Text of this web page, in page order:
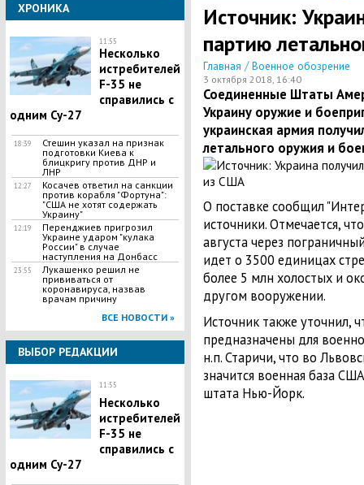
ХРОНИКА
11:55
Несколько
истребителей
F-35 не
справились с
одним Су-27
18:39
Стешин указал на признак
подготовки Киева к
блицкригу против ДНР и
ЛНР
12:27
​Косачев ответил на санкции
против корабля "Фортуна":
"США не хотят содержать
Украину"
12:19
Перенджиев пригрозил
Украине ударом "кулака
России" в случае
наступления на Донбасс
23:55
Лукашенко решил не
прививаться от
коронавируса, назвав
врачам причину
ВСЕ НОВОСТИ »
ВЫБОР РЕДАКЦИИ
11:55
Несколько
истребителей
F-35 не
справились с
одним Су-27
Источник:
партию
Главная / Военное обозрение
3 октября 2018, 16:40
Соединенные Штаты
Украину оружие и
украинская армия
летального оружия и
О поставке сообщил
источники. Отмечается,
августа через
идет о 3500 единицах
более 5 млн холостых и
другом вооружении.
Источник также уточнил,
предназначены для
н.п. Старичи, что во
значится военная база
штата Нью-Йорк.